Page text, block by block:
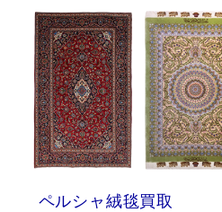
ペルシャ絨毯買取